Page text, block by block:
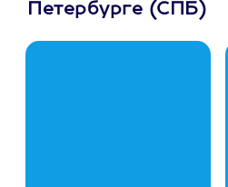
Петербурге (СПБ)